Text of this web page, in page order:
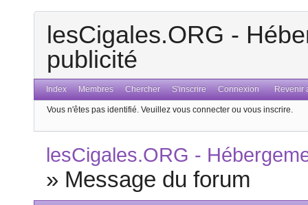
lesCigales.ORG -
publicité
Index Membres Chercher S'inscrire Connexion Revenir
Vous n'êtes pas identifié. Veuillez vous connecter ou vous inscrire.
lesCigales.ORG -
» Message du forum